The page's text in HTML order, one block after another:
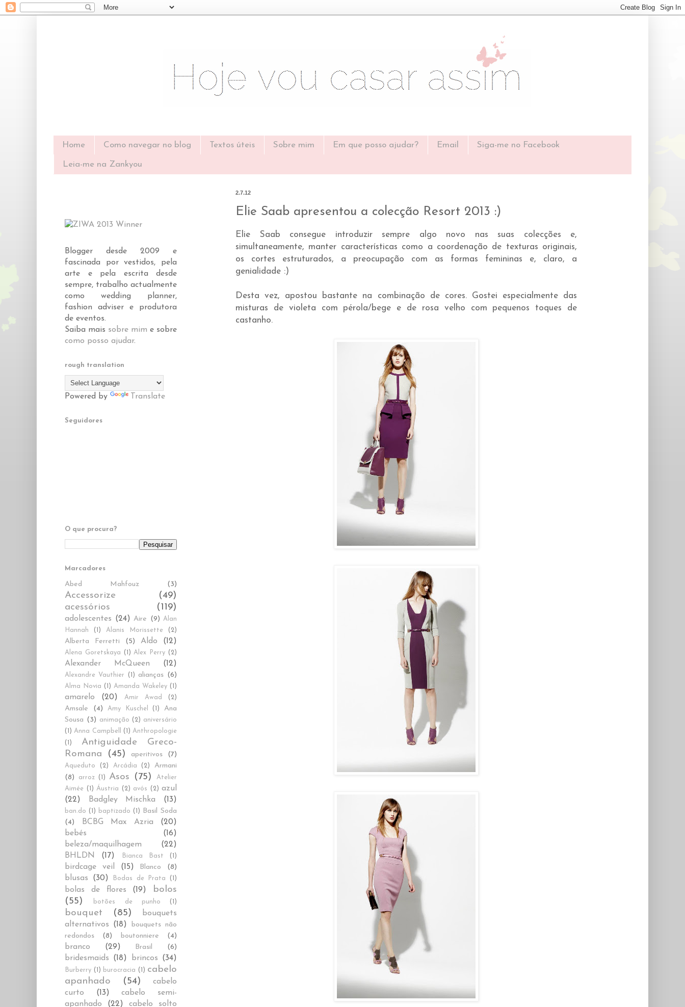
Home Como navegar no blog Textos úteis Sobre mim Em que posso ajudar? Email Siga-me no Facebook
Leia-me na Zankyou
2.7.12
Elie Saab apresentou a colecção Resort 2013 :)
Elie Saab consegue introduzir sempre algo novo nas suas colecções e,
simultaneamente, manter características como a coordenação de texturas originais,
os cortes estruturados, a preocupação com as formas femininas e, claro, a
genialidade :)
Desta vez, apostou bastante na combinação de cores. Gostei especialmente das
misturas de violeta com pérola/bege e de rosa velho com pequenos toques de
castanho.
Blogger desde 2009 e
fascinada por vestidos, pela
arte e pela escrita desde
sempre, trabalho actualmente
como wedding planner,
fashion adviser e produtora
de eventos.
Saiba mais sobre mim e sobre
como posso ajudar.
rough translation
Powered by Translate
Seguidores
O que procura?
Marcadores
Abed Mahfouz (3)
Accessorize
(49)
acessórios
(119)
adolescentes (24) Aire (9) Alan
Hannah
(1) Alanis Morissette (2)
Alberta Ferretti (5) Aldo (12)
Alena Goretskaya (1) Alex Perry (2)
Alexander McQueen (12)
Alexandre Vauthier (1) alianças (6)
Alma Novia (1) Amanda Wakeley (1)
amarelo (20) Amir Awad (2)
Amsale (4) Amy Kuschel (1)
Ana
Sousa (3) animação (2) aniversário
(1) Anna Campbell (1) Anthropologie
(1)
Antiguidade Greco-
Romana
(45) aperitivos (7)
Aqueduto (2) Arcádia (2)
Armani
(8)
arroz (1) Asos (75)
Atelier
Aimée
(1) Áustria (2) avós (2) azul
(22)
Badgley Mischka (13)
ban.do (1) baptizado (1)
Basil Soda
(4)
BCBG Max Azria
(20)
bebés
(16)
beleza/maquilhagem
(22)
BHLDN
(17) Bianca Bast (1)
birdcage veil (15) Blanco (8)
blusas (30) Bodas de Prata (1)
bolas de flores (19)
bolos
(55)
botões de punho (1)
bouquet (85)
bouquets
alternativos
(18)
bouquets não
redondos
(8) boutonniere (4)
branco (29) Brasil (6)
bridesmaids (18) brincos (34)
Burberry (1) burocracia (1) cabelo
apanhado
(54)
cabelo
curto
(13)
cabelo semi-
apanhado
(22)
cabelo solto